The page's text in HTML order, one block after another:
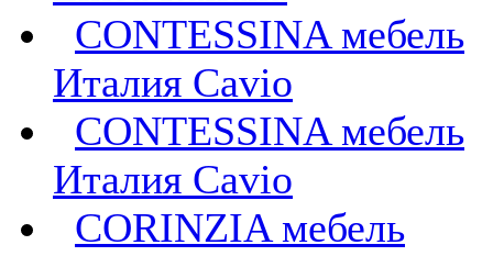
CONTESSINA мебель
Италия Cavio
CONTESSINA мебель
Италия Сavio
CORINZIA мебель